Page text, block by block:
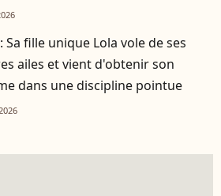
Sa fille unique Lola vole de ses
ailes et vient d'obtenir son
dans une discipline pointue